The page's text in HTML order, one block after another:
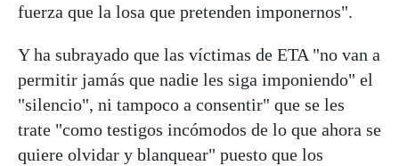
fuerza que la losa que pretenden imponernos".
Y ha subrayado que las víctimas de ETA "no van a
permitir jamás que nadie les siga imponiendo" el
"silencio", ni tampoco a consentir" que se les
trate "como testigos incómodos de lo que ahora se
quiere olvidar y blanquear" puesto que los